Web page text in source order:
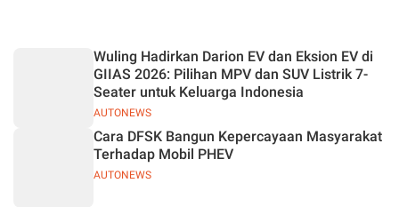
AUTONEWS
Wuling Hadirkan Darion EV dan Eksion EV di
GIIAS 2026: Pilihan MPV dan SUV Listrik 7-
Seater untuk Keluarga Indonesia
AUTONEWS
Cara DFSK Bangun Kepercayaan Masyarakat
Terhadap Mobil PHEV